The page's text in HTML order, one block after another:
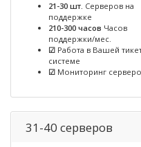
21-30 шт. Серверов на
поддержке
210-300 часов Часов
поддержки/мес.
☑ Работа в Вашей
системе
☑ Мониторинг
31-40 серверов